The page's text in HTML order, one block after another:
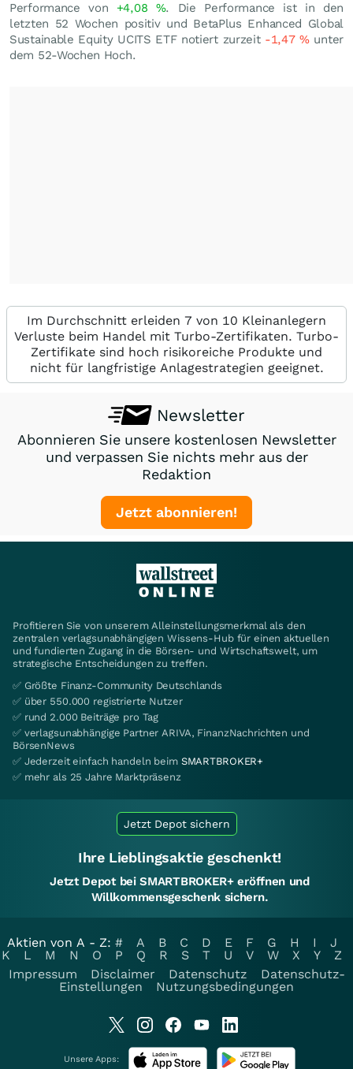
Performance von +4,08 %. Die Performance ist in den
letzten 52 Wochen positiv und BetaPlus Enhanced Global
Sustainable Equity UCITS ETF notiert zurzeit -1,47%unter
dem 52-Wochen Hoch.
Im Durchschnitt erleiden 7 von 10 Kleinanlegern
Verluste beim Handel mit Turbo-Zertifikaten. Turbo-
Zertifikate sind hoch risikoreiche Produkte und
nicht für langfristige Anlagestrategien geeignet.
Newsletter
Abonnieren Sie unsere kostenlosen Newsletter
und verpassen Sie nichts mehr aus der
Redaktion
Jetzt abonnieren!
Profitieren Sie von unserem Alleinstellungsmerkmal als den
zentralen verlagsunabhängigen Wissens-Hub für einen aktuellen
und fundierten Zugang in die Börsen- und Wirtschaftswelt, um
strategische Entscheidungen zu treffen.
✅ Größte Finanz-Community Deutschlands
✅ über 550.000 registrierte Nutzer
✅ rund 2.000 Beiträge pro Tag
✅ verlagsunabhängige Partner ARIVA, FinanzNachrichten und
BörsenNews
✅ Jederzeit einfach handeln beim SMARTBROKER+
✅ mehr als 25 Jahre Marktpräsenz
Jetzt Depot sichern
Ihre Lieblingsaktie geschenkt!
Jetzt Depot bei SMARTBROKER+ eröffnen und
Willkommensgeschenk sichern.
Aktien von A - Z: # A B C D E F G H I
J
K
L M N O P Q R S T U V W X Y
Z
Impressum
Disclaimer Datenschutz
Datenschutz-
Einstellungen
Nutzungsbedingungen
Unsere Apps: